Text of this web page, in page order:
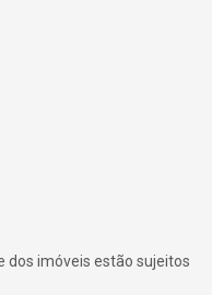
dos imóveis estão sujeitos